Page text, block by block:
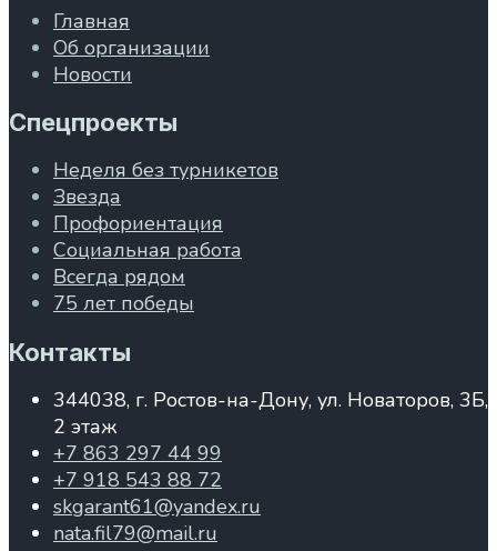
Главная
Об организации
Новости
Спецпроекты
Неделя без турникетов
Звезда
Профориентация
Социальная работа
Всегда рядом
75 лет победы
Контакты
344038, г. Ростов-на-Дону, ул. Новаторов, 3Б,
2 этаж
+7 863 297 44 99
+7 918 543 88 72
skgarant61@yandex.ru
nata.fil79@mail.ru